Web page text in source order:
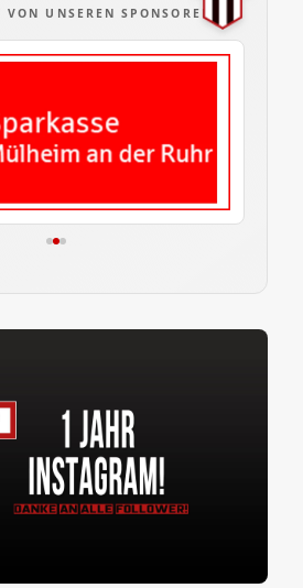
VON UNSEREN SPONSOREN